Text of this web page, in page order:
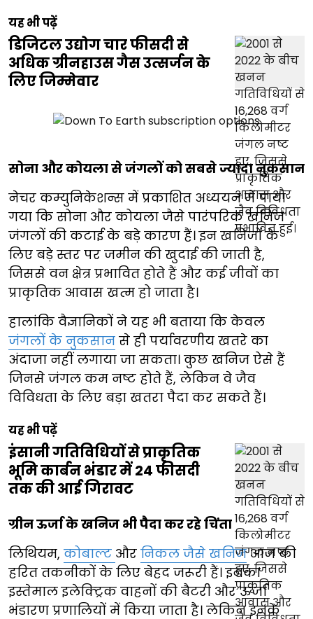
यह भी पढ़ें
डिजिटल उद्योग चार फीसदी से
अधिक ग्रीनहाउस गैस उत्सर्जन के
लिए जिम्मेवार
सोना और कोयला से जंगलों को सबसे ज्यादा नुकसान
नेचर कम्युनिकेशन्स में प्रकाशित अध्ययन में पाया
गया कि सोना और कोयला जैसे पारंपरिक खनिज
जंगलों की कटाई के बड़े कारण हैं। इन खनिजों के
लिए बड़े स्तर पर जमीन की खुदाई की जाती है,
जिससे वन क्षेत्र प्रभावित होते हैं और कई जीवों का
प्राकृतिक आवास खत्म हो जाता है।
हालांकि वैज्ञानिकों ने यह भी बताया कि केवल
जंगलों के नुकसान से ही पर्यावरणीय खतरे का
अंदाजा नहीं लगाया जा सकता। कुछ खनिज ऐसे हैं
जिनसे जंगल कम नष्ट होते हैं, लेकिन वे जैव
विविधता के लिए बड़ा खतरा पैदा कर सकते हैं।
यह भी पढ़ें
इंसानी गतिविधियों से प्राकृतिक
भूमि कार्बन भंडार में 24 फीसदी
तक की आई गिरावट
ग्रीन ऊर्जा के खनिज भी पैदा कर रहे चिंता
लिथियम, कोबाल्ट और निकल जैसे खनिजआज की
हरित तकनीकों के लिए बेहद जरूरी हैं। इनका
इस्तेमाल इलेक्ट्रिक वाहनों की बैटरी और ऊर्जा
भंडारण प्रणालियों में किया जाता है। लेकिन इनके